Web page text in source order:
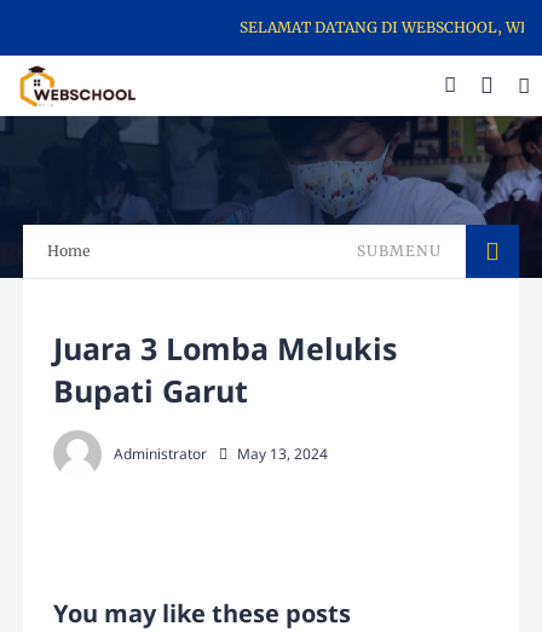
SELAMAT DATANG DI WEBSCHOOL,
Home SUBMENU
Juara 3 Lomba Melukis
Bupati Garut
Administrator May 13, 2024
You may like these posts